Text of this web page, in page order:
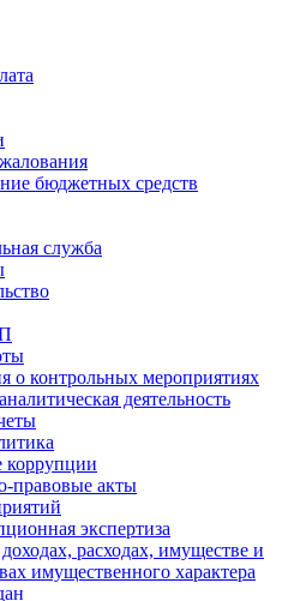
бюджетных средств
служба
о контрольных мероприятиях
деятельность
коррупции
правовые акты
экспертиза
расходах, имуществе и
имущественного характера